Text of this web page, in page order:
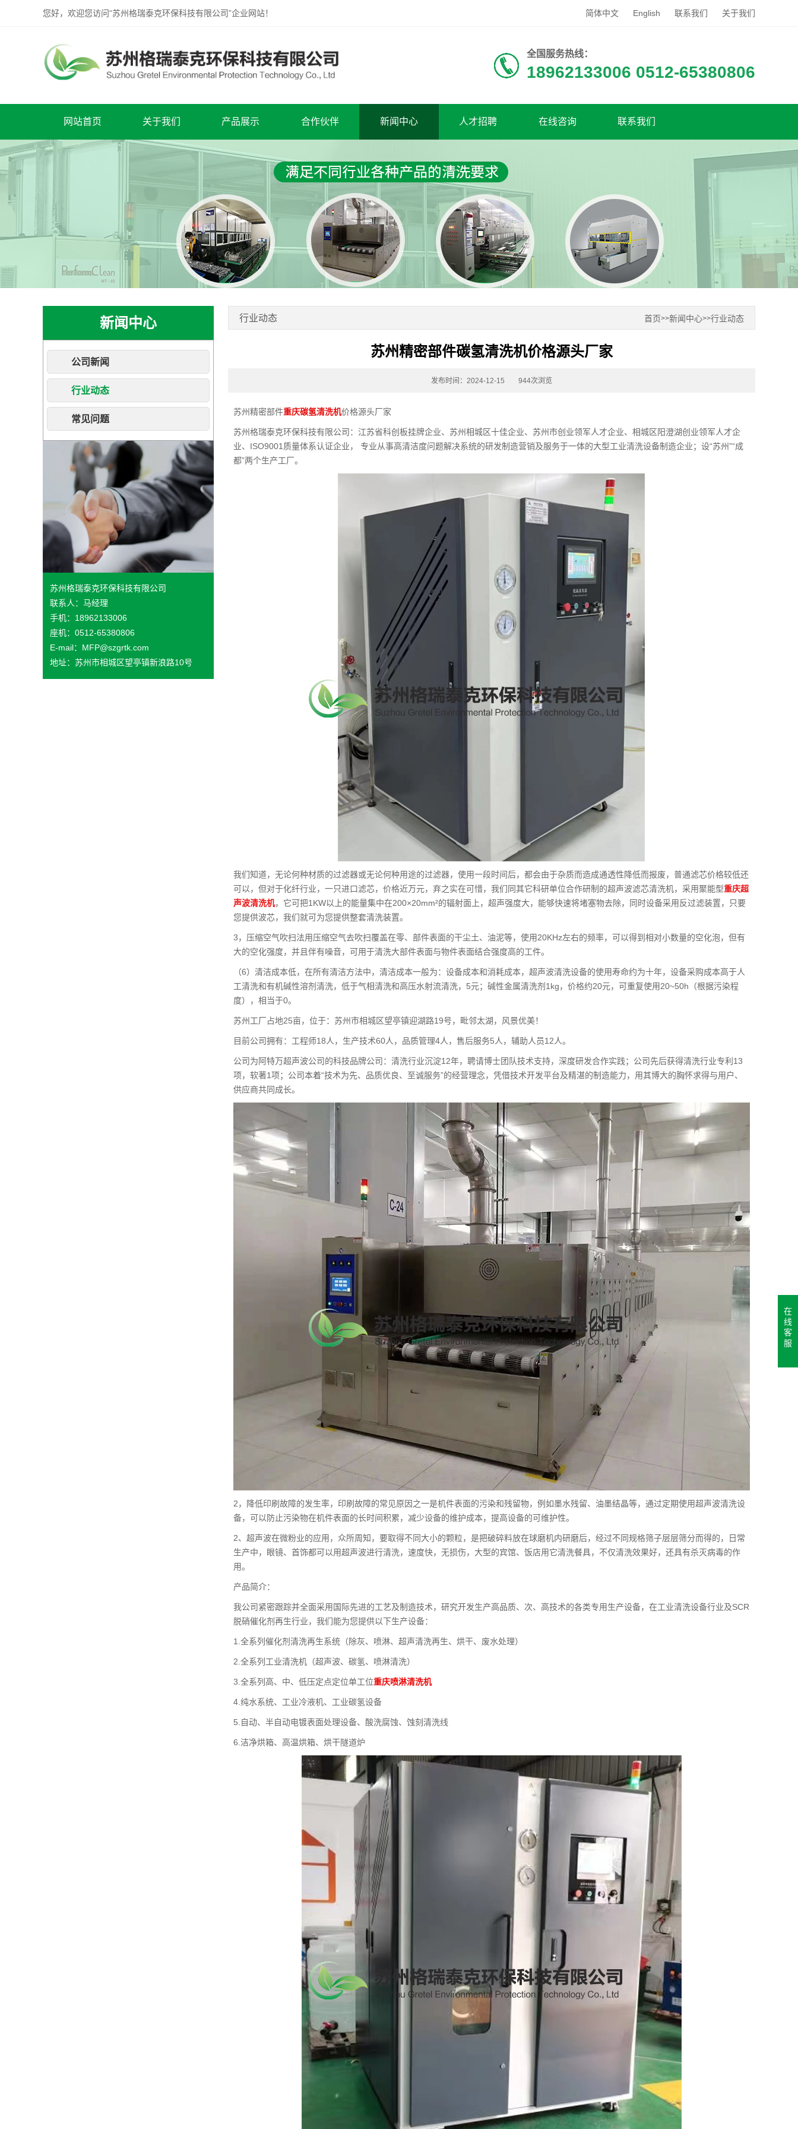
您好，欢迎您访问“苏州格瑞泰克环保科技有限公司”企业网站！ 简体中文 English 联系我们 关于我们
全国服务热线：
18962133006 0512-65380806
网站首页 关于我们 产品展示 合作伙伴 新闻中心 人才招聘 在线咨询 联系我们
新闻中心
公司新闻
行业动态
常见问题
苏州格瑞泰克环保科技有限公司
联系人：马经理
手机：18962133006
座机：0512-65380806
E-mail：MFP@szgrtk.com
地址：苏州市相城区望亭镇新浪路10号
行业动态 首页>>新闻中心>>行业动态
苏州精密部件碳氢清洗机价格源头厂家
发布时间：2024-12-15 944次浏览
苏州精密部件重庆碳氢清洗机价格源头厂家
苏州格瑞泰克环保科技有限公司：江苏省科创板挂牌企业、苏州相城区十佳企业、苏州市创业领军人才企业、相城区阳澄湖创业领军人才企
业、ISO9001质量体系认证企业， 专业从事高清洁度问题解决系统的研发制造营销及服务于一体的大型工业清洗设备制造企业；设“苏州”“成
都”两个生产工厂。
我们知道，无论何种材质的过滤器或无论何种用途的过滤器，使用一段时间后，都会由于杂质而造成通透性降低而报废，普通滤芯价格较低还
可以，但对于化纤行业，一只进口滤芯，价格近万元，弃之实在可惜，我们同其它科研单位合作研制的超声波滤芯清洗机，采用聚能型重庆超
声波清洗机，它可把1KW以上的能量集中在200×20mm²的辐射面上，超声强度大，能够快速将堵塞物去除，同时设备采用反过滤装置，只要
您提供波芯，我们就可为您提供整套清洗装置。
3，压缩空气吹扫法用压缩空气去吹扫覆盖在零、部件表面的干尘土、油泥等，使用20KHz左右的频率，可以得到相对小数量的空化泡，但有
大的空化强度，并且伴有噪音，可用于清洗大部件表面与物件表面结合强度高的工件。
（6）清洁成本低，在所有清洁方法中，清洁成本一般为：设备成本和消耗成本，超声波清洗设备的使用寿命约为十年，设备采购成本高于人
工清洗和有机碱性溶剂清洗，低于气相清洗和高压水射流清洗，5元；碱性金属清洗剂1kg，价格约20元，可重复使用20~50h（根据污染程
度），相当于0。
苏州工厂占地25亩，位于：苏州市相城区望亭镇迎湖路19号，毗邻太湖，风景优美！
目前公司拥有：工程师18人，生产技术60人，品质管理4人，售后服务5人，辅助人员12人。
公司为阿特万超声波公司的科技品牌公司：清洗行业沉淀12年，聘请博士团队技术支持，深度研发合作实践；公司先后获得清洗行业专利13
项，软著1项；公司本着“技术为先、品质优良、至诚服务”的经营理念，凭借技术开发平台及精湛的制造能力，用其博大的胸怀求得与用户、
供应商共同成长。
2，降低印刷故障的发生率，印刷故障的常见原因之一是机件表面的污染和残留物，例如墨水残留、油墨结晶等，通过定期使用超声波清洗设
备，可以防止污染物在机件表面的长时间积累，减少设备的维护成本，提高设备的可维护性。
2、超声波在微粉业的应用，众所周知，要取得不同大小的颗粒，是把破碎料放在球磨机内研磨后，经过不同规格筛子层层筛分而得的，日常
生产中，眼镜、首饰都可以用超声波进行清洗，速度快，无损伤，大型的宾馆、饭店用它清洗餐具，不仅清洗效果好，还具有杀灭病毒的作
用。
产品简介：
我公司紧密跟踪并全面采用国际先进的工艺及制造技术，研究开发生产高品质、次、高技术的各类专用生产设备，在工业清洗设备行业及SCR
脱硝催化剂再生行业，我们能为您提供以下生产设备：
1.全系列催化剂清洗再生系统（除灰、喷淋、超声清洗再生、烘干、废水处理）
2.全系列工业清洗机（超声波、碳氢、喷淋清洗）
3.全系列高、中、低压定点定位单工位重庆喷淋清洗机
4.纯水系统、工业冷液机、工业碳氢设备
5.自动、半自动电镀表面处理设备、酸洗腐蚀、蚀刻清洗线
6.洁净烘箱、高温烘箱、烘干隧道炉
在
线
客
服